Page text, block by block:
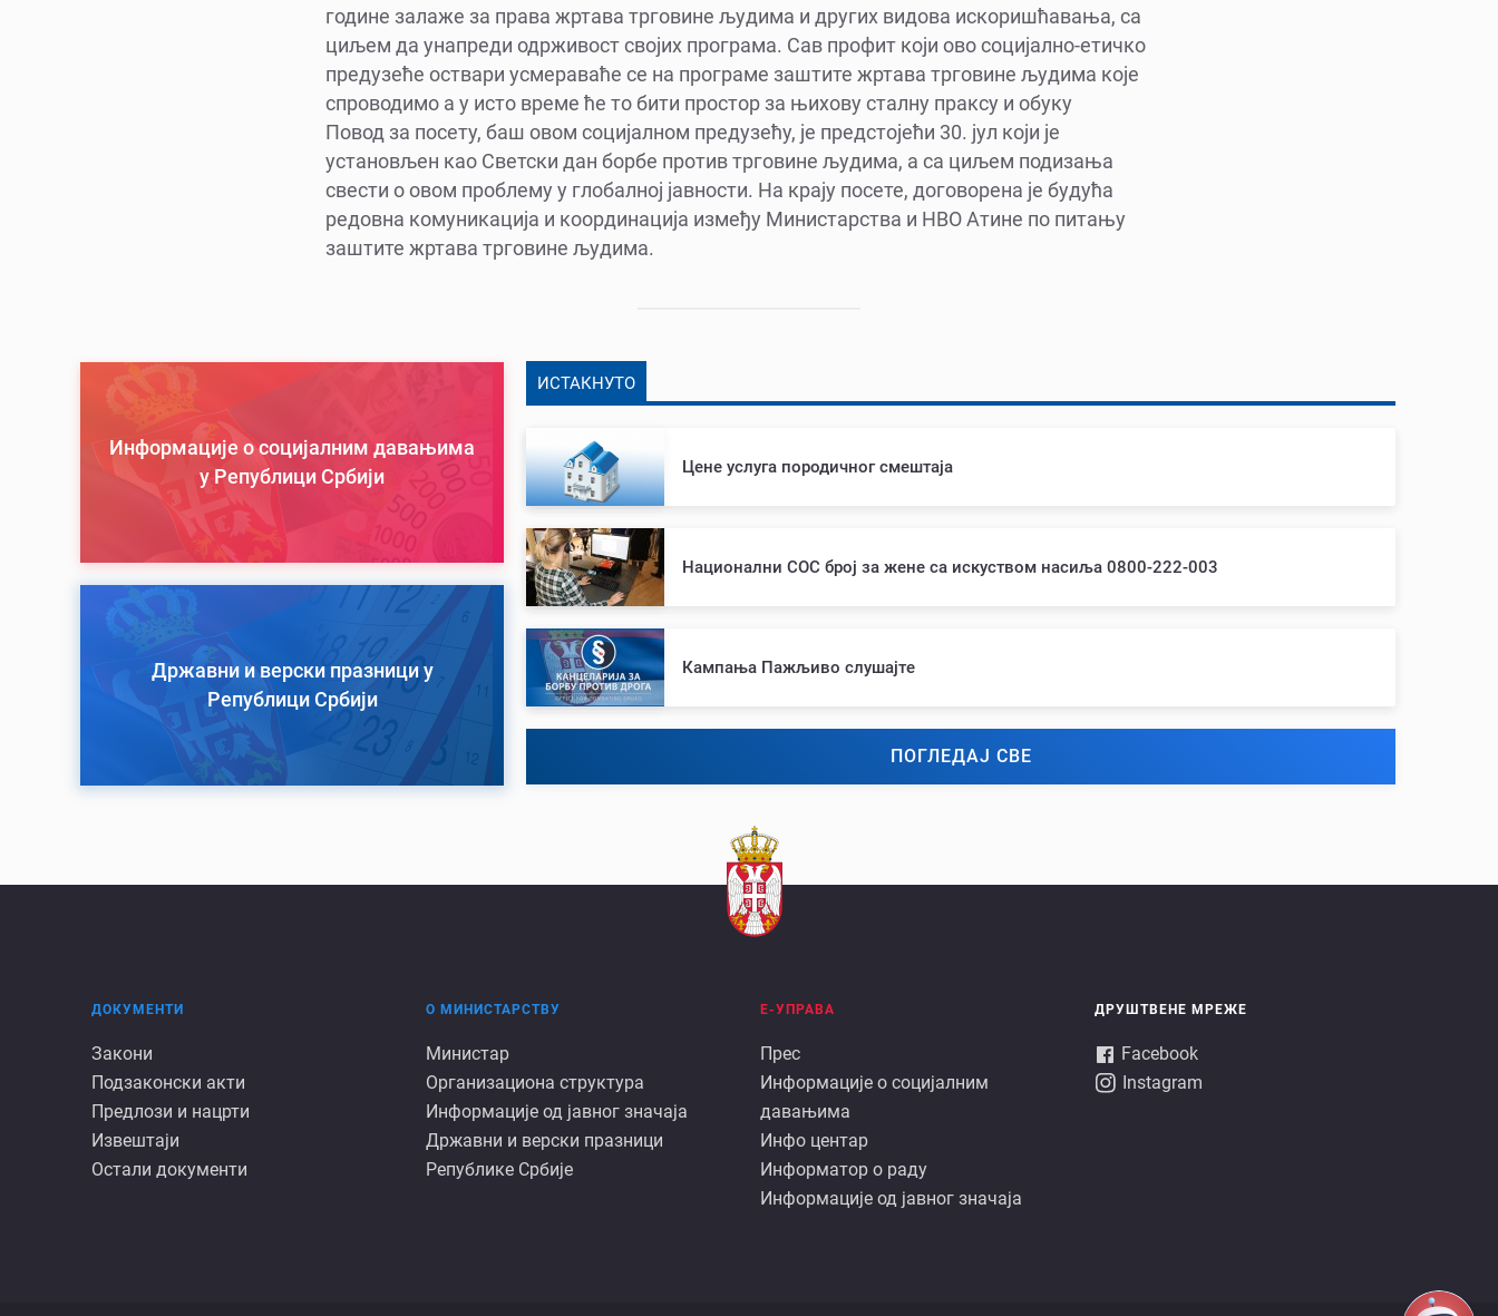
године залаже за права жртава трговине људима и других видова искоришћавања, са
циљем да унапреди одрживост својих програма. Сав профит који ово социјално-етичко
предузеће оствари усмераваће се на програме заштите жртава трговине људима које
спроводимо а у исто време ће то бити простор за њихову сталну праксу и обуку
Повод за посету, баш овом социјалном предузећу, је предстојећи 30. јул који je
установљен као Светски дан борбе против трговине људима, а са циљем подизања
свести о овом проблему у глобалној јавности. На крају посете, договорена је будућа
редовна комуникација и координација између Министарства и НВО Атине по питању
заштите жртава трговине људима.
Информације о социјалним давањима
у Републици Србији
Државни и верски празници у
Републици Србији
ИСТАКНУТО
Цене услуга породичног смештаја
Национални СОС број за жене са искуством насиља 0800-222-003
Кампања Пажљиво слушајте
ПОГЛЕДАЈ СВЕ
Документи
ДОКУМЕНТИ
Закони
Подзаконски акти
Предлози и нацрти
Извештаји
Остали документи
О
министарству
О МИНИСТАРСТВУ
Министар
Организациона структура
Информације од јавног значаја
Државни и верски празници
Републике Србије
Е
управа
Е-УПРАВА
Прес
Информације о социјалним
давањима
Инфо центар
Информатор о раду
Информације од јавног значаја
ДРУШТВЕНЕ МРЕЖЕ
Facebook
Instagram